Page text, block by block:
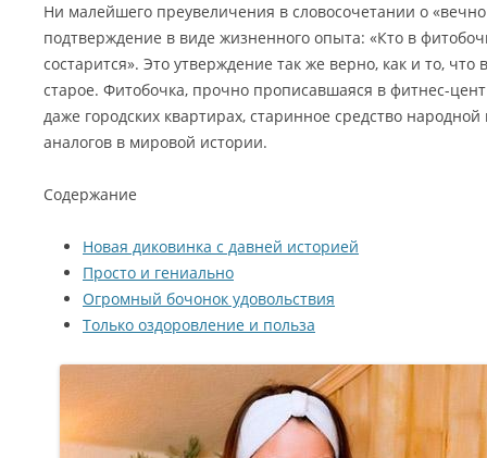
Ни малейшего преувеличения в словосочетании о
подтверждение в виде жизненного опыта: «Кто в
состарится». Это утверждение так же верно, как и то, что
старое. Фитобочка, прочно прописавшаяся в фитнес-
даже городских квартирах, старинное средство
аналогов в мировой истории.
Содержание
Новая диковинка с давней историей
Просто и гениально
Огромный бочонок удовольствия
Только оздоровление и польза